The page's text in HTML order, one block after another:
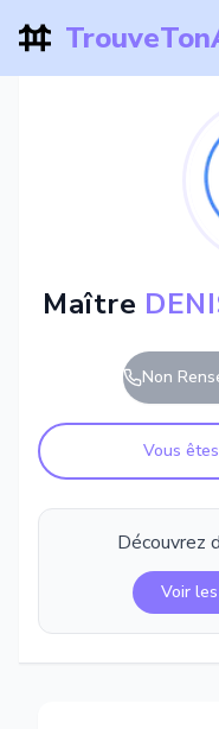
Maître
Non
Vous
Découvrez
Voir